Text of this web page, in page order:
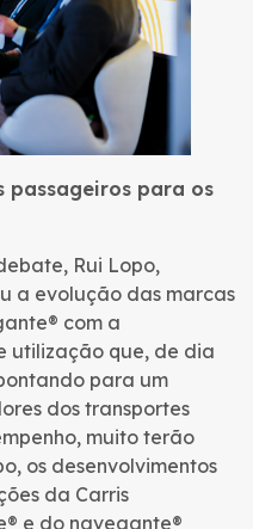
para os
Rui Lopo,
a evolução das marcas
com a
utilização que, de dia
para um
dos transportes
muito terão
os desenvolvimentos
da Carris
e do navegante®